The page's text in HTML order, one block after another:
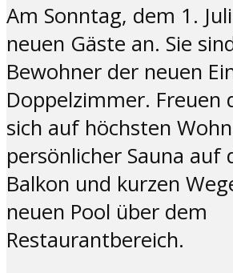
Am Sonntag, dem 1.
neuen Gäste an. Sie
Bewohner der neuen
Doppelzimmer. Freuen
sich auf höchsten
persönlicher Sauna auf
Balkon und kurzen
neuen Pool über dem
Restaurantbereich.